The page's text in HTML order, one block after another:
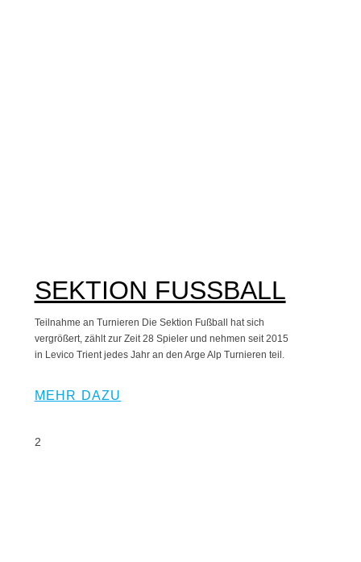
SEKTION FUSSBALL
Teilnahme an Turnieren Die Sektion Fußball hat sich
vergrößert, zählt zur Zeit 28 Spieler und nehmen seit 2015
in Levico Trient jedes Jahr an den Arge Alp Turnieren teil.
MEHR DAZU